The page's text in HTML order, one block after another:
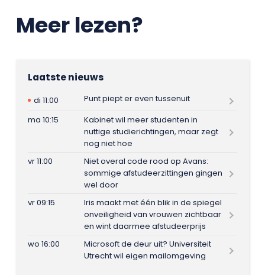
Meer lezen?
Laatste nieuws
di 11:00
Punt piept er even tussenuit
ma 10:15
Kabinet wil meer studenten in
nuttige studierichtingen, maar zegt
nog niet hoe
vr 11:00
Niet overal code rood op Avans:
sommige afstudeerzittingen gingen
wel door
vr 09:15
Iris maakt met één blik in de spiegel
onveiligheid van vrouwen zichtbaar
en wint daarmee afstudeerprijs
wo 16:00
Microsoft de deur uit? Universiteit
Utrecht wil eigen mailomgeving